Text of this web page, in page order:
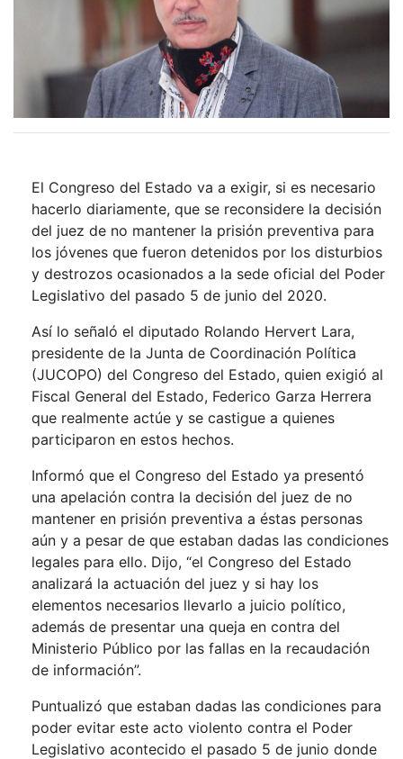
El Congreso del Estado va a exigir, si es necesario
hacerlo diariamente, que se reconsidere la decisión
del juez de no mantener la prisión preventiva para
los jóvenes que fueron detenidos por los disturbios
y destrozos ocasionados a la sede oficial del Poder
Legislativo del pasado 5 de junio del 2020.
Así lo señaló el diputado Rolando Hervert Lara,
presidente de la Junta de Coordinación Política
(JUCOPO) del Congreso del Estado, quien exigió al
Fiscal General del Estado, Federico Garza Herrera
que realmente actúe y se castigue a quienes
participaron en estos hechos.
Informó que el Congreso del Estado ya presentó
una apelación contra la decisión del juez de no
mantener en prisión preventiva a éstas personas
aún y a pesar de que estaban dadas las condiciones
legales para ello. Dijo, “el Congreso del Estado
analizará la actuación del juez y si hay los
elementos necesarios llevarlo a juicio político,
además de presentar una queja en contra del
Ministerio Público por las fallas en la recaudación
de información”.
Puntualizó que estaban dadas las condiciones para
poder evitar este acto violento contra el Poder
Legislativo acontecido el pasado 5 de junio donde